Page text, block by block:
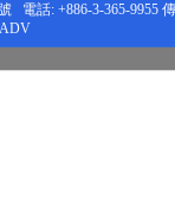
話: +886-3-365-9955